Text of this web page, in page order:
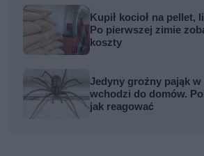
Kupił kocioł na pellet,
Po pierwszej zimie
koszty
Jedyny groźny pająk w
wchodzi do domów.
jak reagować